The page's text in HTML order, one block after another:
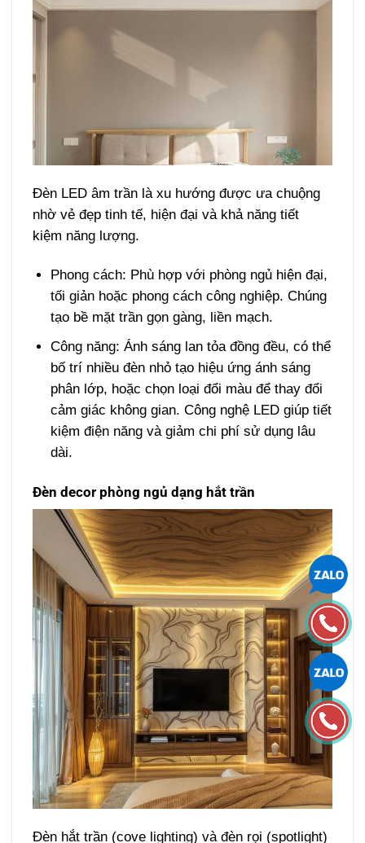
Đèn LED âm trần là xu hướng được ưa chuộng
nhờ vẻ đẹp tinh tế, hiện đại và khả năng tiết
kiệm năng lượng.
Phong cách: Phù hợp với phòng ngủ hiện đại,
tối giản hoặc phong cách công nghiệp. Chúng
tạo bề mặt trần gọn gàng, liền mạch.
Công năng: Ánh sáng lan tỏa đồng đều, có thể
bố trí nhiều đèn nhỏ tạo hiệu ứng ánh sáng
phân lớp, hoặc chọn loại đổi màu để thay đổi
cảm giác không gian. Công nghệ LED giúp tiết
kiệm điện năng và giảm chi phí sử dụng lâu
dài.
Đèn decor phòng ngủ dạng hắt trần
Đèn hắt trần (cove lighting) và đèn rọi (spotlight)